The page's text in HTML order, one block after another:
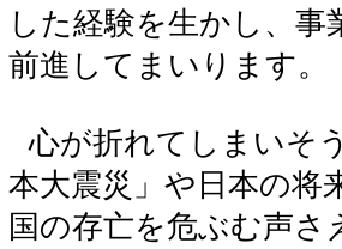
した経験を生かし、
前進してまいります。
心が折れてしまいそ
本大震災」や日本の将
国の存亡を危ぶむ声さ